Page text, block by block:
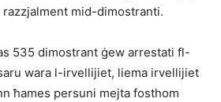
razzjalment mid-dimostranti.
535 dimostrant ġew arrestati fl-
wara l-irvellijiet, liema irvellijiet
ħames persuni mejta fosthom